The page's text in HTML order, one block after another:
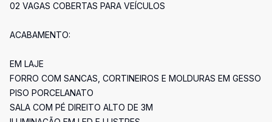
02 VAGAS COBERTAS PARA VEÍCULOS
ACABAMENTO:
EM LAJE
FORRO COM SANCAS, CORTINEIROS E MOLDURAS EM GESSO
PISO PORCELANATO
SALA COM PÉ DIREITO ALTO DE 3M